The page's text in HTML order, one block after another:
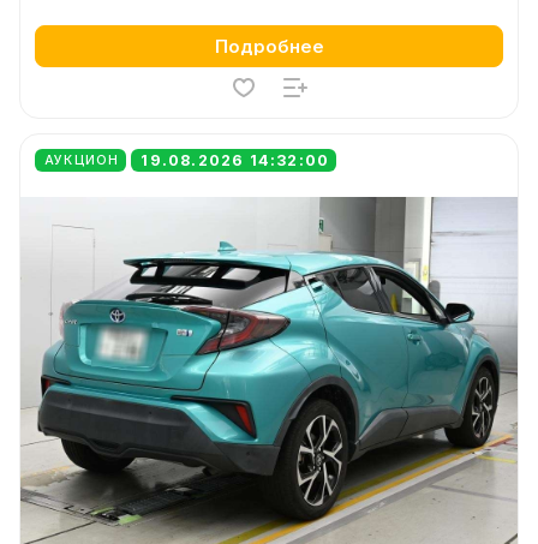
Подробнее
АУКЦИОН 19.08.2026 14:32:00